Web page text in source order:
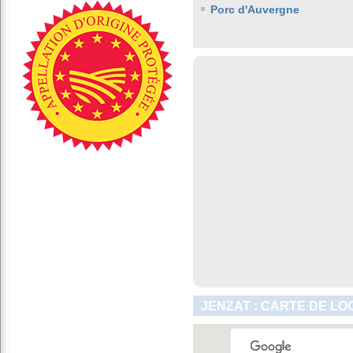
Porc d'Auvergne
JENZAT : CARTE DE